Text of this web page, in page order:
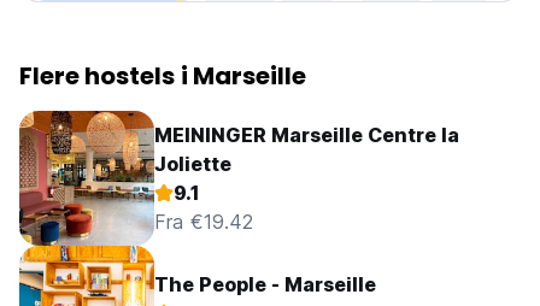
Flere hostels i Marseille
MEININGER Marseille Centre la
Joliette
9.1
Fra €19.42
The People - Marseille